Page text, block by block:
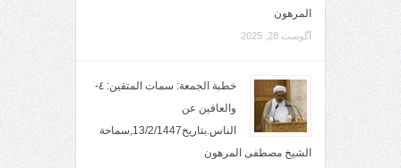
المرهون
آگوست 28, 2025
خطبة الجمعة: سمات المتقين: ٤-
والعافين عن
الناس.بتاريخ13/2/1447,سماحة
الشيخ مصطفى المرهون